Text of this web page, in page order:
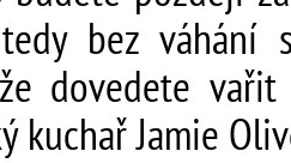
bez váhání
dovedete
kuchař Jamie